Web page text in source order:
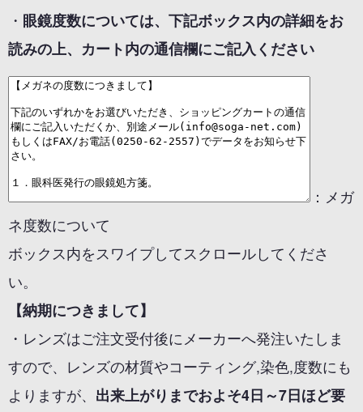
・ 眼鏡度数については、下記ボックス内の詳細をお
読みの上、カート内の通信欄にご記入ください
：メガ
ネ度数について
ボックス内をスワイプしてスクロールしてくださ
い。
【納期につきまして】
・レンズはご注文受付後にメーカーへ発注いたしま
すので、レンズの材質やコーティング,染色,度数にも
よりますが、 出来上がりまでおよそ4日～7日ほど要